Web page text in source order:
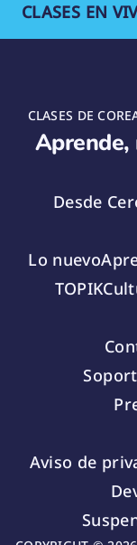
CLASES EN
CLASES DE
Aprende,
Desde
Lo nuevo
TOPIK
Aviso de